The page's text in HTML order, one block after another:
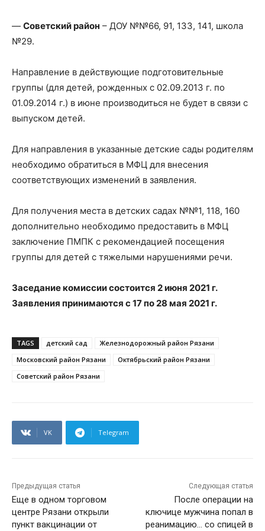
— Советский район – ДОУ №№66, 91, 133, 141, школа
№29.
Направление в действующие подготовительные
группы (для детей, рожденных с 02.09.2013 г. по
01.09.2014 г.) в июне производиться не будет в связи с
выпуском детей.
Для направления в указанные детские сады родителям
необходимо обратиться в МФЦ для внесения
соответствующих изменений в заявления.
Для получения места в детских садах №№1, 118, 160
дополнительно необходимо предоставить в МФЦ
заключение ПМПК с рекомендацией посещения
группы для детей с тяжелыми нарушениями речи.
Заседание комиссии состоится 2 июня 2021 г.
Заявления принимаются с 17 по 28 мая 2021 г.
TAGS детский сад
Железнодорожный район Рязани
Московский район Рязани
Октябрьский район Рязани
Советский район Рязани
VK Telegram
Предыдущая статья
Еще в одном торговом
центре Рязани открыли
пункт вакцинации от
Следующая статья
После операции на
ключице мужчина попал в
реанимацию… со спицей в